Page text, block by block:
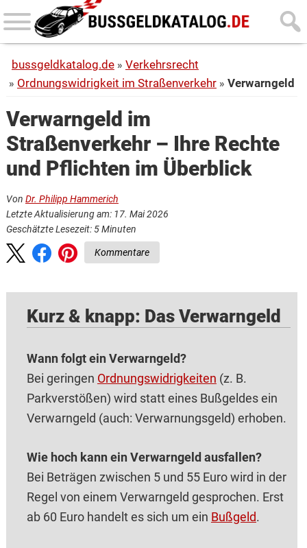
Skip
to
content
Skip
to
sidebar
bussgeldkatalog.de
Verkehrsrecht
Ordnungswidrigkeit im Straßenverkehr
Verwarngeld
Verwarngeld im
Straßenverkehr – Ihre Rechte
und Pflichten im Überblick
Von Dr. Philipp Hammerich
Letzte Aktualisierung am: 17. Mai 2026
Geschätzte Lesezeit: 5Minuten
Kommentare
Kurz & knapp: Das Verwarngeld
Wann folgt ein Verwarngeld?
Bei geringen Ordnungswidrigkeiten (z. B.
Parkverstößen) wird statt eines Bußgeldes ein
Verwarngeld (auch: Verwarnungsgeld) erhoben.
Wie hoch kann ein Verwarngeld ausfallen?
Bei Beträgen zwischen 5 und 55 Euro wird in der
Regel von einem Verwarngeld gesprochen. Erst
ab 60 Euro handelt es sich um ein Bußgeld.